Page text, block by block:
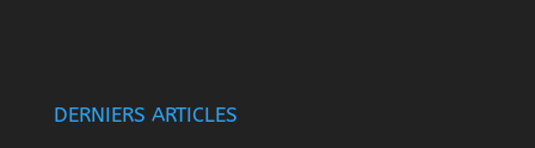
DERNIERS ARTICLES